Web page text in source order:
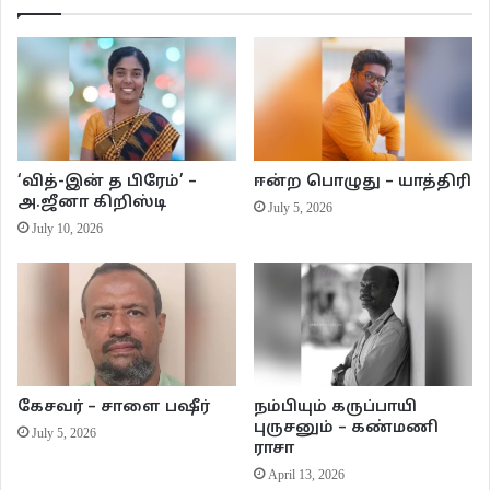
என்னதான் அரசாங்க உத்தியோகத்தில் இருந்து , உயர் பதவிகள் வகித்து, ஓய்வு
பெற்றிருந்தாலும் பத்மினிக்கு ‘தான் பேசப்படும் அளவிற்கு ஜனரஞ்சக எழுத்தாளர்
ஆகவில்லையே!’ என்ற வருத்தம் இருந்தது. என்றுமே தன்னை ஒரு
எழுத்தாளராக அடையாளம் காட்டிக்கொள்ளத்தான் ஆசைப்பட்டாள். பத்மினியின்
மகன் முகுந்தன் அவ்வப்போது அசிமோ, எச்.ஜி.வெல்ஸ் போன்ற பன்னாட்டு
எழுத்தாளர்களின் அறிவியல் புத்தகங்களை பத்மினிக்கு படிக்கக் கொடுப்பான்.
அவளிடம், ‘நீயும் தமிழ்ல இதெல்லாம் எழுது. அப்போதான் பிரபலம் அடைய
எழுத்தினான். இப்போது, ‘ஏ.ஐ எல்லா கதைகளையும் நம்மை விட அற்புதமாக
எழுதுகிறது. பிற்காலத்தில் எழுத்துத் துறைக்கு வேலை இல்லை. நான் ஏ.ஐ
படிக்கப் போகிறேன்’ என்று அதற்கு மாறிவிட்டான்.
சில ஆண்டுகளாக பத்மினி அதிகம் எழுதுவதில்லை. அவளுக்கு ஒரு தேக்கம்
ஏற்பட்டுவிட்டது. இந்த சமயத்தில் படிப்பதில் அதிகம் ஆர்வம் செலுத்த
ஆரம்பித்தாள். புதுப்புது எழுத்தாளர்களை தேடித் தேடி படித்தாள். ஆனால்,
ஒவ்வொரு சமயம் இன்பாக்ஸ் என்கிற பொது பயன்பாட்டு ஆங்கில வார்த்தையை
‘வித்-இன் த பிரேம்’ –
அ.ஜீனா கிறிஸ்டி
July 10, 2026
ஈன்ற பொழுது – யாத்திரி
July 5, 2026
கேசவர் – சாளை பஷீர்
July 5, 2026
நம்பியும் கருப்பாயி
புருசனும் – கண்மணி
ராசா
April 13, 2026